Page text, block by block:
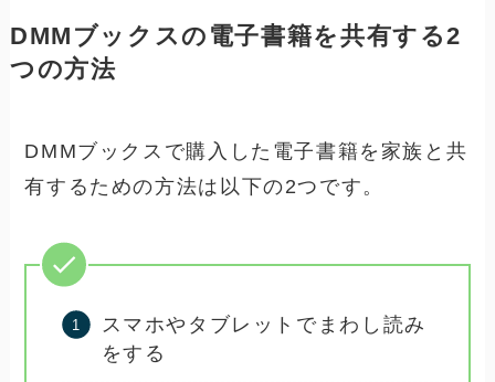
DMMブックスの電子書籍を共有する2
つの方法
DMMブックスで購入した電子書籍を家族と共
有するための方法は以下の2つです。
スマホやタブレットでまわし読み
をする